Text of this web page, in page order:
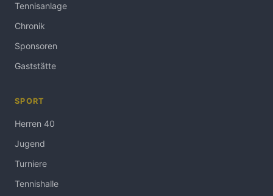
Tennisanlage
Chronik
Sponsoren
Gaststätte
SPORT
Herren 40
Jugend
Turniere
Tennishalle